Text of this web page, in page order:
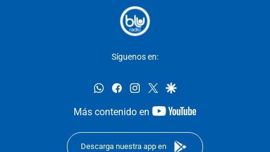
Síguenos en:
whatsappfacebookinstagram
twittergoogle
Más contenido en
youtube-
Descarga nuestra app en